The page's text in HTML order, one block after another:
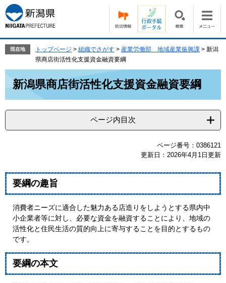
ー
ジ
の
で
す。
ニ
ュ
ー
ば
本
文
現在地 トップページ > 組織でさがす > 産業労働部 地域産業振興課 > 新潟
県商店街活性化支援資金融資要綱
新潟県商店街活性化支援資金融資要綱
ページ内目次
ページ番号：0386121
更新日：2026年4月1日更新
要綱の趣旨
消費者ニーズに適合した魅力ある店造りをしようとする県内中
小企業者等に対し、必要な資金を融資することにより、地域の
活性化と住民生活の質的向上に寄与することを目的とするもの
です。
要綱の本文